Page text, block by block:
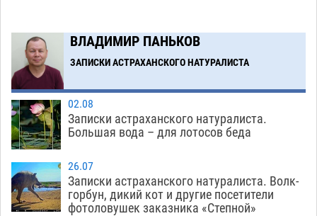
18:57
В Астрахани впервые открыли смену по
теории игр
ВЛАДИМИР ПАНЬКОВ
ЗАПИСКИ АСТРАХАНСКОГО НАТУРАЛИСТА
02.08
Записки астраханского натуралиста.
Большая вода – для лотосов беда
26.07
Записки астраханского натуралиста. Волк-
горбун, дикий кот и другие посетители
фотоловушек заказника «Степной»